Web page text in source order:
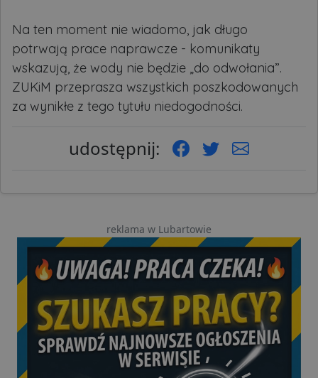
Na ten moment nie wiadomo, jak długo
potrwają prace naprawcze - komunikaty
wskazują, że wody nie będzie „do odwołania”.
ZUKiM przeprasza wszystkich poszkodowanych
za wynikłe z tego tytułu niedogodności.
udostępnij:
reklama w Lubartowie